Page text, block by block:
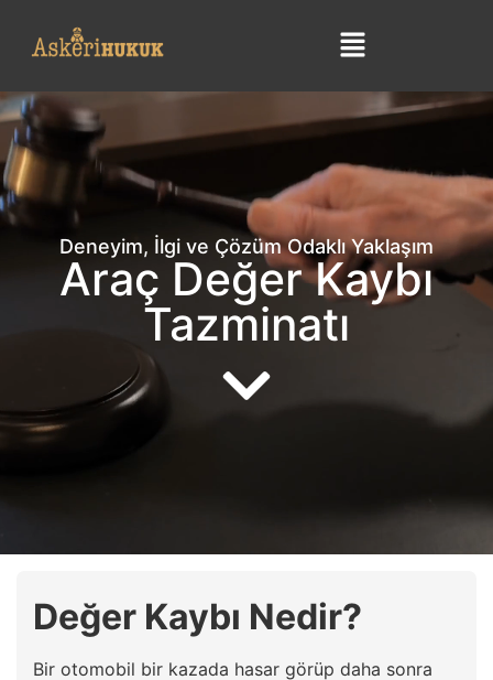
Deneyim, İlgi ve Çözüm Odaklı Yaklaşım
Araç Değer Kaybı
Tazminatı
Değer Kaybı Nedir?
Bir otomobil bir kazada hasar görüp daha sonra